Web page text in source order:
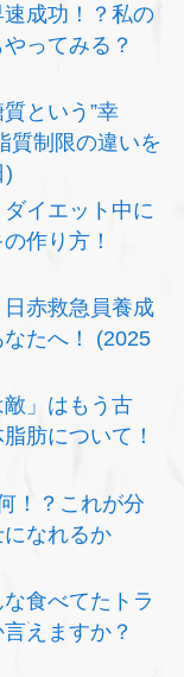
速成功！？私の
ってみる？
という”幸
質制限の違いを
)
イエット中に
作り方！
日赤救急員養成
たへ！ (2025
」はもう古
肪について！
！？これが分
なれるか
食べてたトラ
えますか？